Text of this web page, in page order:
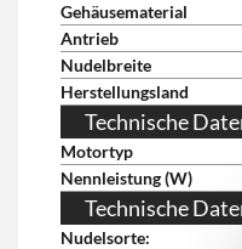
Gehäusematerial
Antrieb
Nudelbreite
Herstellungsland
Technische
Motortyp
Nennleistung (W)
Technische
Nudelsorte: